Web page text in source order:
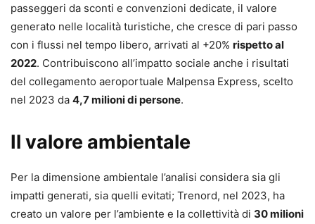
passeggeri da sconti e convenzioni dedicate, il valore
generato nelle località turistiche, che cresce di pari passo
con i flussi nel tempo libero, arrivati al +20% rispetto al
2022. Contribuiscono all’impatto sociale anche i risultati
del collegamento aeroportuale Malpensa Express, scelto
nel 2023 da 4,7 milioni di persone.
Il valore ambientale
Per la dimensione ambientale l’analisi considera sia gli
impatti generati, sia quelli evitati; Trenord, nel 2023, ha
creato un valore per l’ambiente e la collettività di 30 milioni